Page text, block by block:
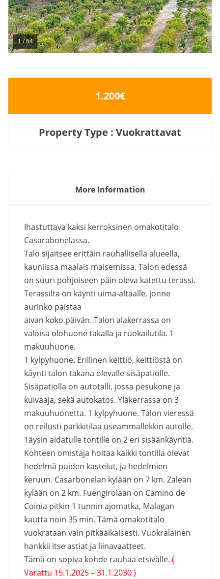
1/64
1.200€
Property Type : Vuokrattavat
More Information
Ihastuttava kaksi kerroksinen omakotitalo
Casarabonelassa.
Talo sijaitsee erittäin rauhallisella alueella,
kauniissa maalais maisemissa. Talon edessä
on suuri pohjoiseen päin oleva katettu terassi.
Terassilta on käynti uima-altaalle, jonne
aurinko paistaa
aivan koko päivän. Talon alakerrassa on
valoisa olohuone takalla ja ruokailutila. 1
makuuhuone.
1 kylpyhuone. Erillinen keittiö, keittiöstä on
käynti talon takana olevalle sisäpatiolle.
Sisäpatiolla on autotalli, jossa pesukone ja
kuivaaja, sekä autokatos. Yläkerrassa on 3
makuuhuonetta. 1 kylpyhuone. Talon vieressä
on reilusti parkkitilaa useammallekkin autolle.
Täysin aidatulle tontille on 2 eri sisäänkäyntiä.
Kohteen omistaja hoitaa kaikki tontilla olevat
hedelmä puiden kastelut, ja hedelmien
keruun. Casarbonelan kylään on 7 km. Zalean
kylään on 2 km. Fuengirolaan on Camino de
Coinia pitkin 1 tunnin ajomatka, Malagan
kautta noin 35 min. Tämä omakotitalo
vuokrataan vain pitkäaikaisesti. Vuokralainen
hankkii itse astiat ja liinavaatteet.
Tämä on sopiva kohde rauhaa etsivälle. (
Varattu 15.1.2025 – 31.1.2030 )